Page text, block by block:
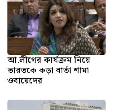
আ.লীগের কার্যক্রম নিয়ে
ভারতকে কড়া বার্তা শামা
ওবায়েদের